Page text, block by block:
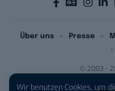
Wir benutzen Cookies, um
© 2003 -
Über uns Presse